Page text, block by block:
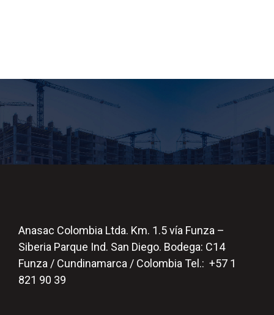
Anasac Colombia Ltda. Km. 1.5 vía Funza –
Siberia Parque Ind. San Diego. Bodega: C14
Funza / Cundinamarca / Colombia Tel.: +57 1
821 90 39